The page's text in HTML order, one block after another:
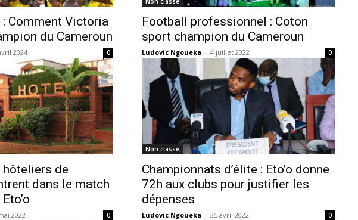
Comment Victoria
du Cameroun
2024 0
Football professionnel : Coton
sport champion du Cameroun
Ludovic Ngoueka - 4 juillet 2022 0
hôteliers de
dans le match
2022 0
Non classé
Championnats d’élite : Eto’o donne
72h aux clubs pour justifier les
dépenses
Ludovic Ngoueka - 25 avril 2022 0